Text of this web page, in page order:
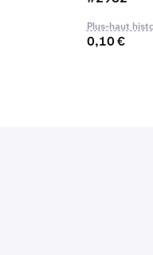
Plus-haut
0,10 €